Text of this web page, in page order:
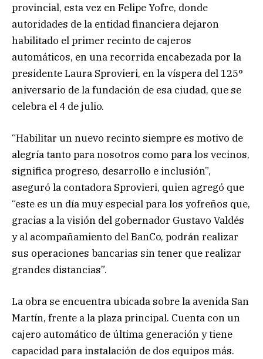
provincial, esta vez en Felipe Yofre, donde
autoridades de la entidad financiera dejaron
habilitado el primer recinto de cajeros
automáticos, en una recorrida encabezada por la
presidente Laura Sprovieri, en la víspera del 125°
aniversario de la fundación de esa ciudad, que se
celebra el 4 de julio.
“Habilitar un nuevo recinto siempre es motivo de
alegría tanto para nosotros como para los vecinos,
significa progreso, desarrollo e inclusión”,
aseguró la contadora Sprovieri, quien agregó que
“este es un día muy especial para los yofreños que,
gracias a la visión del gobernador Gustavo Valdés
y al acompañamiento del BanCo, podrán realizar
sus operaciones bancarias sin tener que realizar
grandes distancias”.
La obra se encuentra ubicada sobre la avenida San
Martín, frente a la plaza principal. Cuenta con un
cajero automático de última generación y tiene
capacidad para instalación de dos equipos más.